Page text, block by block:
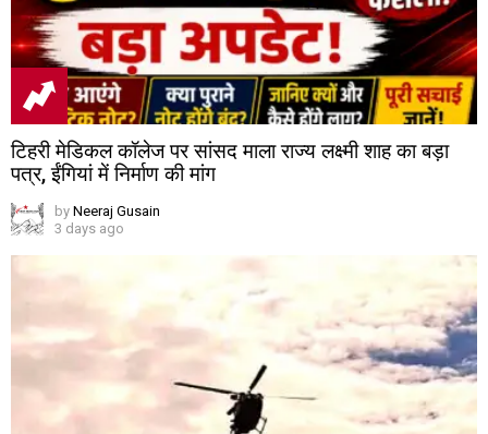
टिहरी मेडिकल कॉलेज पर सांसद माला राज्य लक्ष्मी शाह का बड़ा
पत्र, ईंगियां में निर्माण की मांग
by Neeraj Gusain
3 days ago